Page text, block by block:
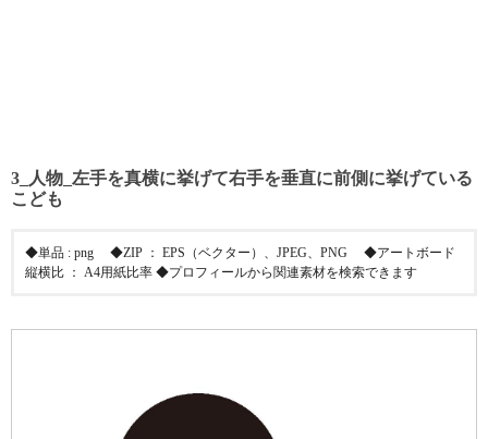
3_人物_左手を真横に挙げて右手を垂直に前側に挙げている
こども
◆単品 : png ◆ZIP ： EPS（ベクター）、JPEG、PNG ◆アートボード
縦横比 ： A4用紙比率 ◆プロフィールから関連素材を検索できます